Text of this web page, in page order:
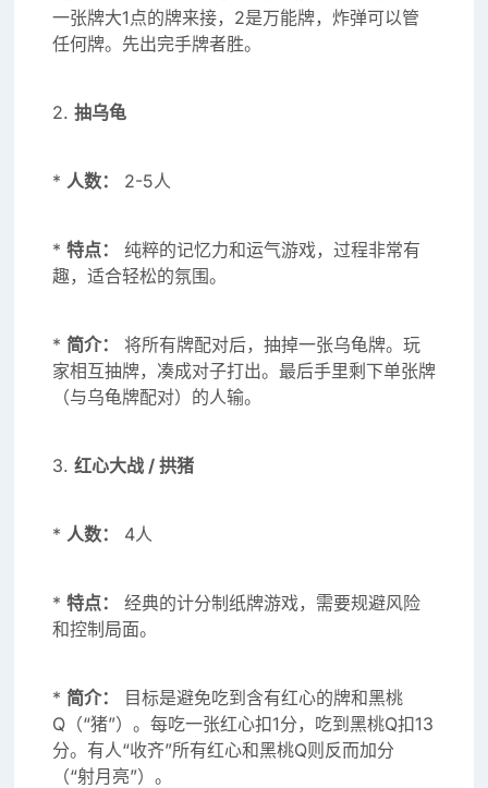
一张牌大1点的牌来接，2是万能牌，炸弹可以管
任何牌。先出完手牌者胜。
2. 抽乌龟
* 人数： 2-5人
* 特点：
纯粹的记忆力和运气游戏，过程非常有
趣，适合轻松的氛围。
* 简介：
将所有牌配对后，抽掉一张乌龟牌。玩
家相互抽牌，凑成对子打出。最后手里剩下单张牌
（与乌龟牌配对）的人输。
3. 红心大战 / 拱猪
* 人数： 4人
* 特点：
经典的计分制纸牌游戏，需要规避风险
和控制局面。
* 简介：
目标是避免吃到含有红心的牌和黑桃
Q（“猪”）。每吃一张红心扣1分，吃到黑桃Q扣13
分。有人“收齐”所有红心和黑桃Q则反而加分
（“射月亮”）。